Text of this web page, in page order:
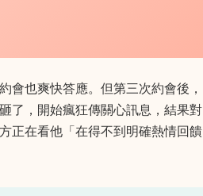
會也爽快答應。但第三次約會後，
了，開始瘋狂傳關心訊息，結果對
正在看他「在得不到明確熱情回饋